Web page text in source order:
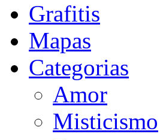
Grafitis
Mapas
Categorias
Amor
Misticismo